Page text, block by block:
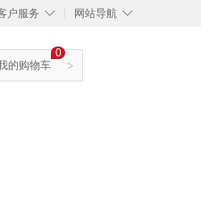
◇
户服务 ◇
网站导航
>
0
的购物车